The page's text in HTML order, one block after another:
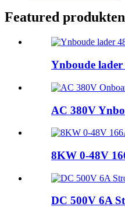
Featured produkten
Ynboude
AC 380V
8KW 0-48V
DC 500V 6A